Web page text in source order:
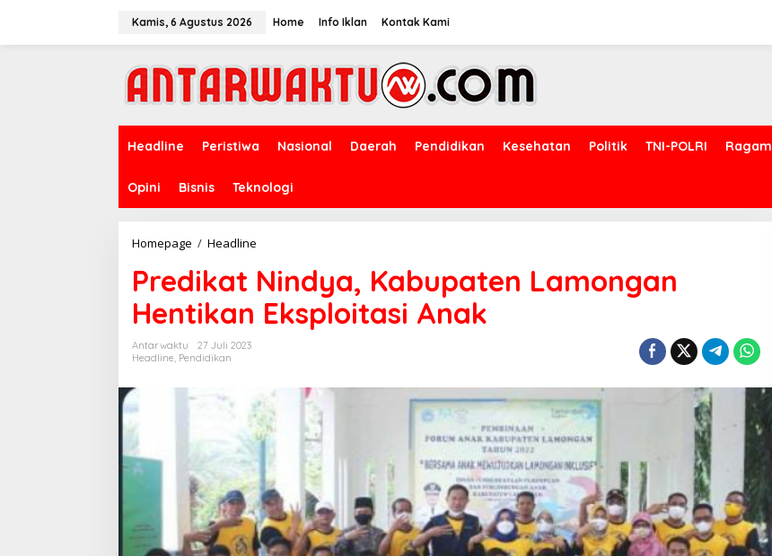
Kamis, 6 Agustus 2026 Home Info Iklan Kontak Kami
Headline Peristiwa Nasional Daerah Pendidikan Kesehatan Politik TNI-POLRI Ragam
Opini Bisnis Teknologi
Homepage / Headline
Kabupaten
Lamongan
Hentikan
Eksploitasi
Predikat Nindya, Kabupaten Lamongan
Hentikan Eksploitasi Anak
Antarwaktu
27 Juli 2023
Headline, Pendidikan